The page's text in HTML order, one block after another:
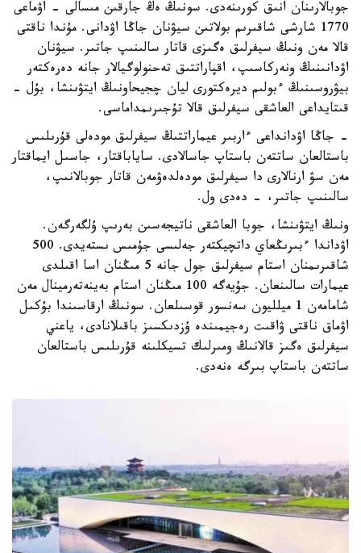
جوبالارىنان انىق كورىنەدى. سونىڭ ەڭ جارقىن مىسالى - اۋماعى
1770 شارشى شاقىرىم بولاتىن سيۋنان جاڭا اۋدانى. مۇندا ناقتى
قالا مەن ونىڭ سيفرلىق ەگىزى قاتار سالىنىپ جاتىر. سيۋنان
اۋدانىنىڭ ونەركاسىپ، اقپاراتتىق تەحنولوگيالار جانە دەرەكتەر
بيۋروسىنىڭ ءبولىم ديرەكتورى ليان چجيحاونىڭ ايتۋىنشا، بۇل -
قىتايداعى العاشقى سيفرلىق قالا تۇجىرىمداماسى.
- جاڭا اۋدانداعى ءاربىر عيماراتتىڭ سيفرلىق مودەلى قۇرىلىس
باستالعان ساتتەن باستاپ جاسالادى. ساياباقتار، جاسىل ايماقتار
مەن سۋ ارنالارى دا سيفرلىق مودەلدەۋمەن قاتار جوبالانىپ،
سالىنىپ جاتىر، - دەدى ول.
ونىڭ ايتۋىنشا، جوبا العاشقى ناتيجەسىن بەرىپ ۇلگەرگەن.
اۋداندا ءبىرىڭعاي داتچيكتەر جەلىسى جۇمىس ىستەيدى. 500
شاقىرىمنان استام سيفرلىق جول جانە 5 مىڭنان اسا اقىلدى
عيمارات سالىنعان. جۇيەگە 100 مىڭنان استام بەينەتەرمينال مەن
شامامەن 1 ميلليون سەنسور قوسىلعان. سونىڭ ارقاسىندا بۇكىل
اۋماق ناقتى ۋاقىت رەجيمىندە ۇزدىكسىز باقىلانادى، ياعني
سيفرلىق ەگىز قالانىڭ ومىرلىك تسيكلىنە قۇرىلىس باستالعان
ساتتەن باستاپ بىرگە ەنەدى.